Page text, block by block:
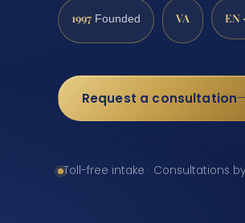
1997 Founded VA EN
Request a consultation
Toll-free intake · Consultations